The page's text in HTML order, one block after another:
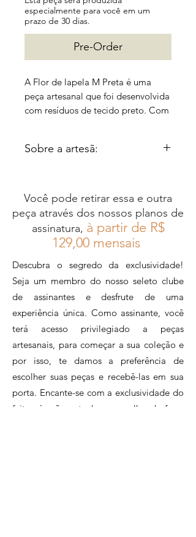
especialmente para você em um
prazo de 30 dias.
Pre-Order
A Flor de lapela M Preta é uma
peça artesanal que foi desenvolvida
com resíduos de tecido preto. Com
bolsas e acessórios femininos,
qualidade é excepcional,
garantindo durabilidade e
resistência.
Sobre a artesã:
pelas flores a levou a criar
lindos objetos de decoração,
de maneira completamente
resíduos de tecido e filtros de
na arte de transformar o que
seria descartado em peças
encantadoras e funcionais.
Você pode retirar essa e outra
peça através dos nossos planos de
assinatura, à partir de R$
129,00 mensais
Descubra o segredo da exclusividade!
Seja um membro do nosso seleto clube
de assinantes e desfrute de uma
experiência única. Como assinante, você
terá acesso privilegiado a peças
artesanais, para começar a sua coleção e
por isso, te damos a preferência de
escolher suas peças e recebê-las em sua
porta. Encante-se com a exclusividade do
feitos à mão e tenha o orgulho de fazer